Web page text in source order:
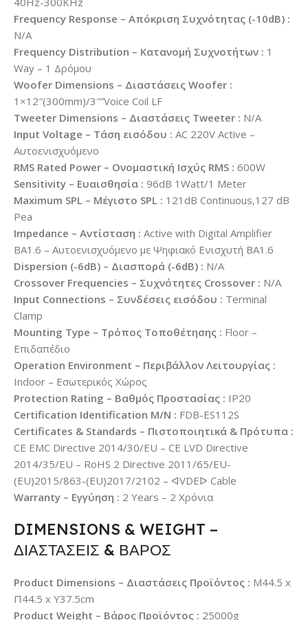
Frequency Response – Απόκριση Συχνότητας (-10dB) :
N/A
Frequency Distribution – Κατανομή Συχνοτήτων : 1
Way – 1 Δρόμου
Woofer Dimensions – Διαστάσεις Woofer :
1×12″(300mm)/3″”Voice Coil LF
Tweeter Dimensions – Διαστάσεις Tweeter : N/A
Input Voltage – Τάση εισόδου : AC 220V Active –
Αυτοενισχυόμενο
RMS Rated Power – Ονομαστική Ισχύς RMS : 600W
Sensitivity – Ευαισθησία : 96dB 1Watt/1 Meter
Maximum SPL – Μέγιστο SPL : 121dB Continuous,127 dB
Pea
Impedance – Αντίσταση : Active with Digital Amplifier
BA1.6 – Αυτοενισχυόμενο με Ψηφιακό Ενισχυτή BA1.6
Dispersion (-6dB) – Διασπορά (-6dB) : N/A
Crossover Frequencies – Συχνότητες Crossover : N/A
Input Connections – Συνδέσεις εισόδου : Terminal
Clamp
Mounting Type – Τρόπος Τοποθέτησης : Floor –
Επιδαπέδιο
Operation Environment – Περιβάλλον Λειτουργίας :
Indoor – Εσωτερικός Χώρος
Protection Rating – Βαθμός Προστασίας : IP20
Certification Identification M/N : FDB-ES112S
Certificates & Standards – Πιστοποιητικά & Πρότυπα :
CE EMC Directive 2014/30/EU – CE LVD Directive
2014/35/EU – RoHS 2 Directive 2011/65/EU-
(EU)2015/863-(EU)2017/2102 – ᐊVDEᐅ Cable
Warranty – Εγγύηση : 2 Years – 2 Χρόνια
DIMENSIONS & WEIGHT –
ΔΙΑΣΤΑΣΕΙΣ & ΒΑΡΟΣ
Product Dimensions – Διαστάσεις Προϊόντος : Μ44.5 x
Π44.5 x Υ37.5cm
Product Weight – Βάρος Προϊόντος : 25000g